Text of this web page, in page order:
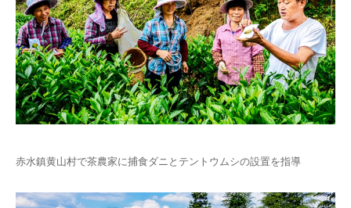
赤水鎮黄山村で茶農家に捕食ダニとテントウムシの設置を指導